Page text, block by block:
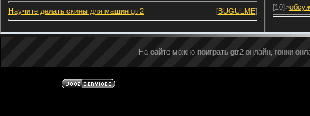
Научите делать скины для машин gtr2 [BUGULME] [10]>
На сайте можно поиграть gtr2 онлайн, гонки